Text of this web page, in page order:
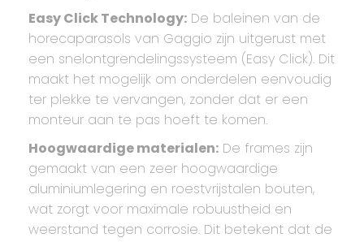
Easy Click Technology: De baleinen van de
horecaparasols van Gaggio zijn uitgerust met
een snelontgrendelingssysteem (Easy Click). Dit
maakt het mogelijk om onderdelen eenvoudig
ter plekke te vervangen, zonder dat er een
monteur aan te pas hoeft te komen.
Hoogwaardige materialen: De frames zijn
gemaakt van een zeer hoogwaardige
aluminiumlegering en roestvrijstalen bouten,
wat zorgt voor maximale robuustheid en
weerstand tegen corrosie. Dit betekent dat de